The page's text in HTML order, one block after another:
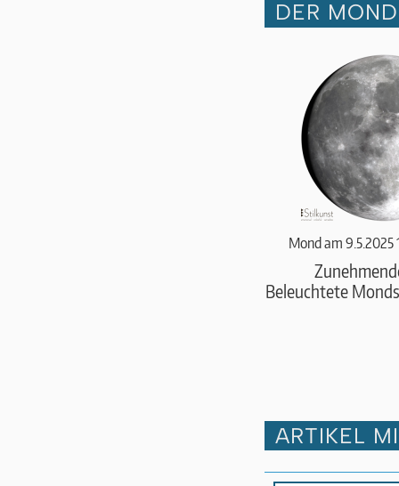
DER
Mond am 9.5.2025
Beleuchtete
ARTIKEL